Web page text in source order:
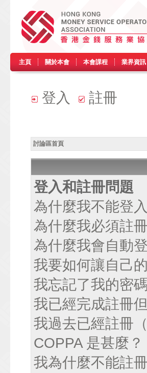
主頁 關於本會 本會課程 業界資訊
登入 註冊
討論區首頁
登入和註冊問題
為什麼我不能登
為什麼我必須註
為什麼我會自動
我要如何讓自己
我忘記了我的密碼
我已經完成註冊
我過去已經註冊
COPPA 是甚麼？
我為什麼不能註